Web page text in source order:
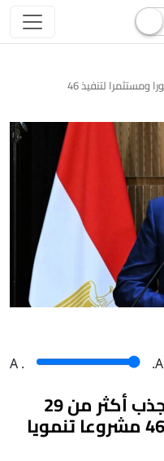
أيمن القوصي: نجحنا في جذب أكثر من 29 مطورا ومستثمرا لتنفيذ 46
A . .A
أيمن القوصي: نجحنا في جذب أكثر من 29